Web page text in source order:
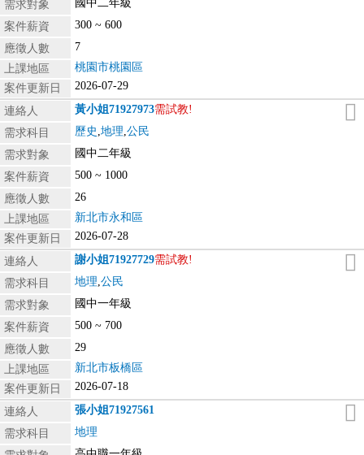
需求對象
國中二年級
案件薪資
300 ~ 600
應徵人數
7
上課地區
桃園市桃園區
案件更新日
2026-07-29
連絡人 黃小姐71927973需試教!
需求科目
歷史 ,地理,公民
需求對象
國中二年級
案件薪資
500 ~ 1000
應徵人數
26
上課地區
新北市永和區
案件更新日
2026-07-28
連絡人 謝小姐71927729需試教!
需求科目
地理,公民
需求對象
國中一年級
案件薪資
500 ~ 700
應徵人數
29
上課地區
新北市板橋區
案件更新日
2026-07-18
連絡人 張小姐71927561
需求科目
地理